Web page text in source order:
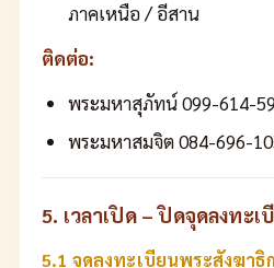
ภาคเหนือ / อีสาน
ติดต่อ:
พระมหาสุภัทน์ 099-614-
พระมหาสมจิต 084-696-
5. เวลาเปิด – ปิดจุดลงทะ
5.1 จุดลงทะเบียนพระสังฆาธิ